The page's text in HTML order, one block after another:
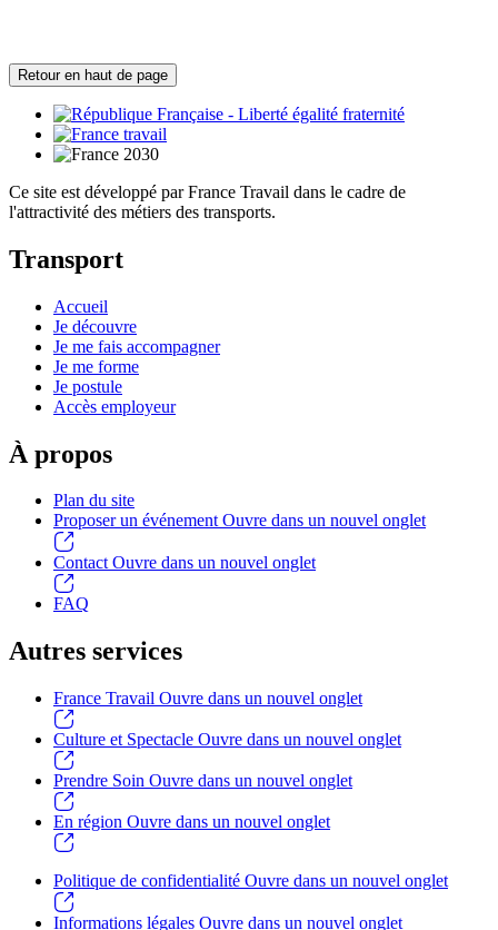
Retour en haut de page
Ce site est développé par France Travail dans le cadre de
l'attractivité des métiers des transports.
Transport
Accueil
Je découvre
Je me fais accompagner
Je me forme
Je postule
Accès employeur
À propos
Plan du site
Proposer un événementOuvre dans un nouvel onglet
Contact Ouvre dans un nouvel onglet
FAQ
Autres services
France Travail Ouvre dans un nouvel onglet
Culture et Spectacle Ouvre dans un nouvel onglet
Prendre Soin Ouvre dans un nouvel onglet
En région Ouvre dans un nouvel onglet
Politique de confidentialité Ouvre dans un nouvel onglet
Informations légales Ouvre dans un nouvel onglet